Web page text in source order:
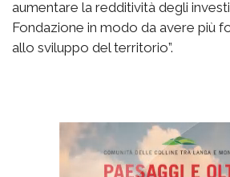
aumentare la redditività degli
Fondazione in modo da avere più
allo sviluppo del territorio”.